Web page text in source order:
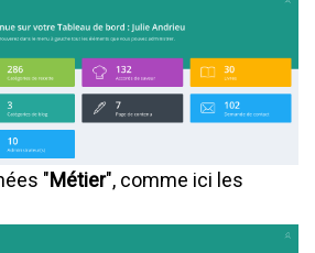
"Métier", comme ici les